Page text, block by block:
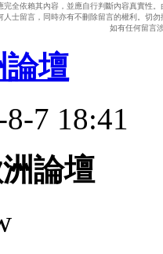
完全依賴其內容，並應自行判斷內容真實性
人士留言，同時亦有不刪除留言的權利。切
如有任何留言
論壇
7 18:41
論壇